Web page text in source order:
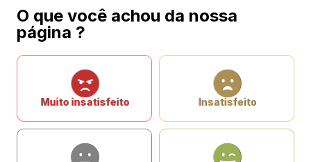
O que você achou da nossa
página ?
Muito insatisfeito Insatisfeito